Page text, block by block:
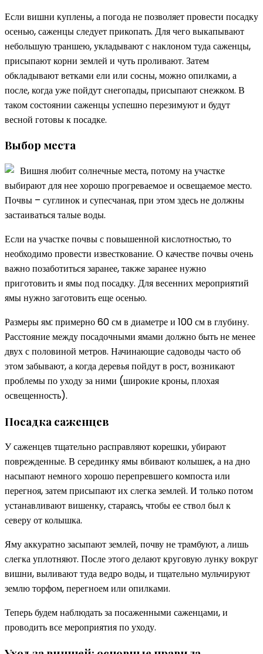
Если вишни куплены, а погода не позволяет провести посадку
осенью, саженцы следует прикопать. Для чего выкапывают
небольшую траншею, укладывают с наклоном туда саженцы,
присыпают корни землей и чуть проливают. Затем
обкладывают ветками ели или сосны, можно опилками, а
после, когда уже пойдут снегопады, присыпают снежком. В
таком состоянии саженцы успешно перезимуют и будут
весной готовы к посадке.
Выбор места
Вишня любит солнечные места, потому на участке
выбирают для нее хорошо прогреваемое и освещаемое место.
Почвы – суглинок и супесчаная, при этом здесь не должны
застаиваться талые воды.
Если на участке почвы с повышенной кислотностью, то
необходимо провести известкование. О качестве почвы очень
важно позаботиться заранее, также заранее нужно
приготовить и ямы под посадку. Для весенних мероприятий
ямы нужно заготовить еще осенью.
Размеры ям: примерно 60 см в диаметре и 100 см в глубину.
Расстояние между посадочными ямами должно быть не менее
двух с половиной метров. Начинающие садоводы часто об
этом забывают, а когда деревья пойдут в рост, возникают
проблемы по уходу за ними (широкие кроны, плохая
освещенность).
Посадка саженцев
У саженцев тщательно расправляют корешки, убирают
поврежденные. В серединку ямы вбивают колышек, а на дно
насыпают немного хорошо перепревшего компоста или
перегноя, затем присыпают их слегка землей. И только потом
устанавливают вишенку, стараясь, чтобы ее ствол был к
северу от колышка.
Яму аккуратно засыпают землей, почву не трамбуют, а лишь
слегка уплотняют. После этого делают круговую лунку вокруг
вишни, выливают туда ведро воды, и тщательно мульчируют
землю торфом, перегноем или опилками.
Теперь будем наблюдать за посаженными саженцами, и
проводить все мероприятия по уходу.